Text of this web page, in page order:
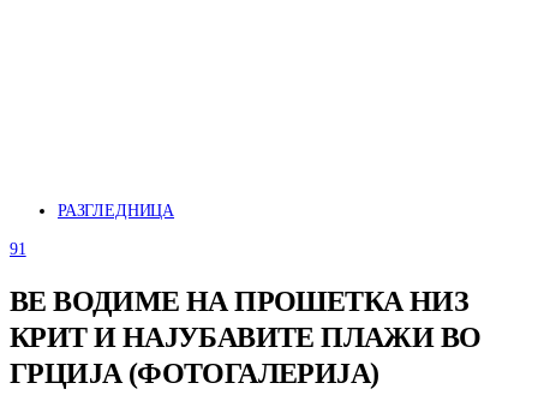
РАЗГЛЕДНИЦА
91
ВЕ ВОДИМЕ НА ПРОШЕТКА НИЗ
КРИТ И НАЈУБАВИТЕ ПЛАЖИ ВО
ГРЦИЈА (ФОТОГАЛЕРИЈА)